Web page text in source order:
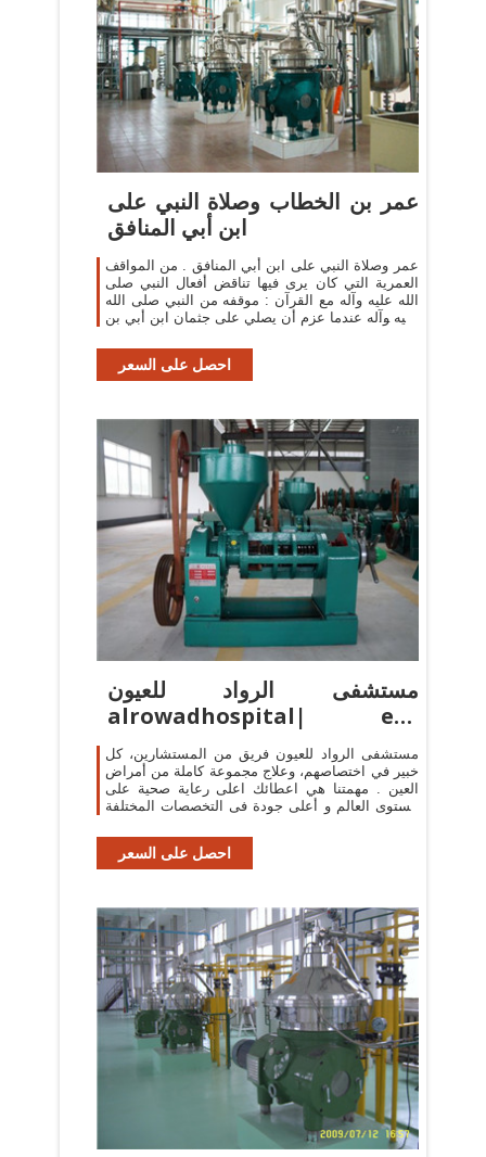
عمر بن الخطاب وصلاة النبي على
ابن أبي المنافق
عمر وصلاة النبي على ابن أبي المنافق . من المواقف
العمرية التي كان يرى فيها تناقض أفعال النبي صلى
الله عليه وآله مع القرآن : موقفه من النبي صلى الله
عليه وآله عندما عزم أن يصلي على جثمان ابن أبي بن
احصل على السعر
مستشفى الرواد للعيون
alrowadhospital| eye
diseases
مستشفى الرواد للعيون فريق من المستشارين، كل
خبير في اختصاصهم، وعلاج مجموعة كاملة من أمراض
العين . مهمتنا هي اعطائك اعلى رعاية صحية على
مستوى العالم و أعلى جودة فى التخصصات المختلفة
احصل على السعر